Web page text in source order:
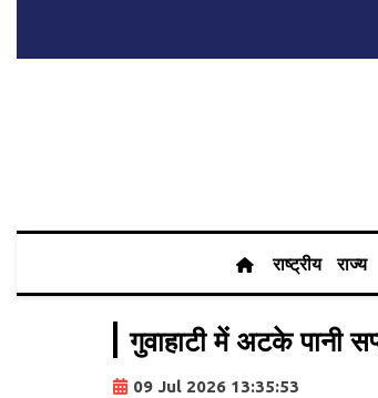
राष्ट्रीय राज्य
गुवाहाटी में अटके पानी
09 Jul 2026 13:35:53